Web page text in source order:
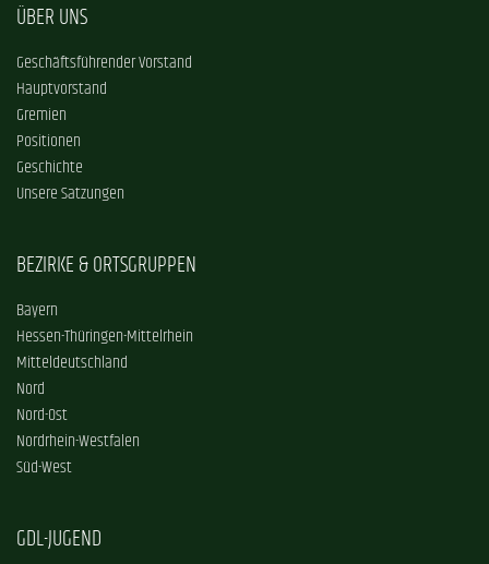
ÜBER UNS
Geschäftsführender Vorstand
Hauptvorstand
Gremien
Positionen
Geschichte
Unsere Satzungen
BEZIRKE & ORTSGRUPPEN
Bayern
Hessen-Thüringen-Mittelrhein
Mitteldeutschland
Nord
Nord-Ost
Nordrhein-Westfalen
Süd-West
GDL-JUGEND